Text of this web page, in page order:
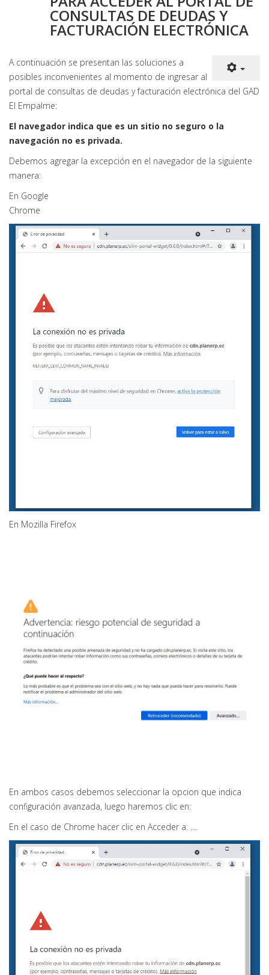
CONSULTAS DE DEUDAS Y
FACTURACIÓN ELECTRÓNICA
A continuación se presentan las soluciones a
posibles inconvenientes al momento de ingresar al
portal de consultas de deudas y facturación electrónica del GAD
El Empalme:
El navegador indica que es un sitio no seguro o la
navegación no es privada.
Debemos agregar la excepción en el navegador de la siguiente
manera:
En Google
Chrome
En Mozilla Firefox
En ambos casos debemos seleccionar la opcion que indica
configuración avanzada, luego haremos clic en:
En el caso de Chrome hacer clic en Acceder a: ....